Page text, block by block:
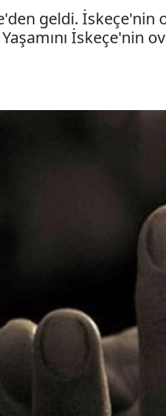
geldi. İskeçe'nin
İskeçe'nin